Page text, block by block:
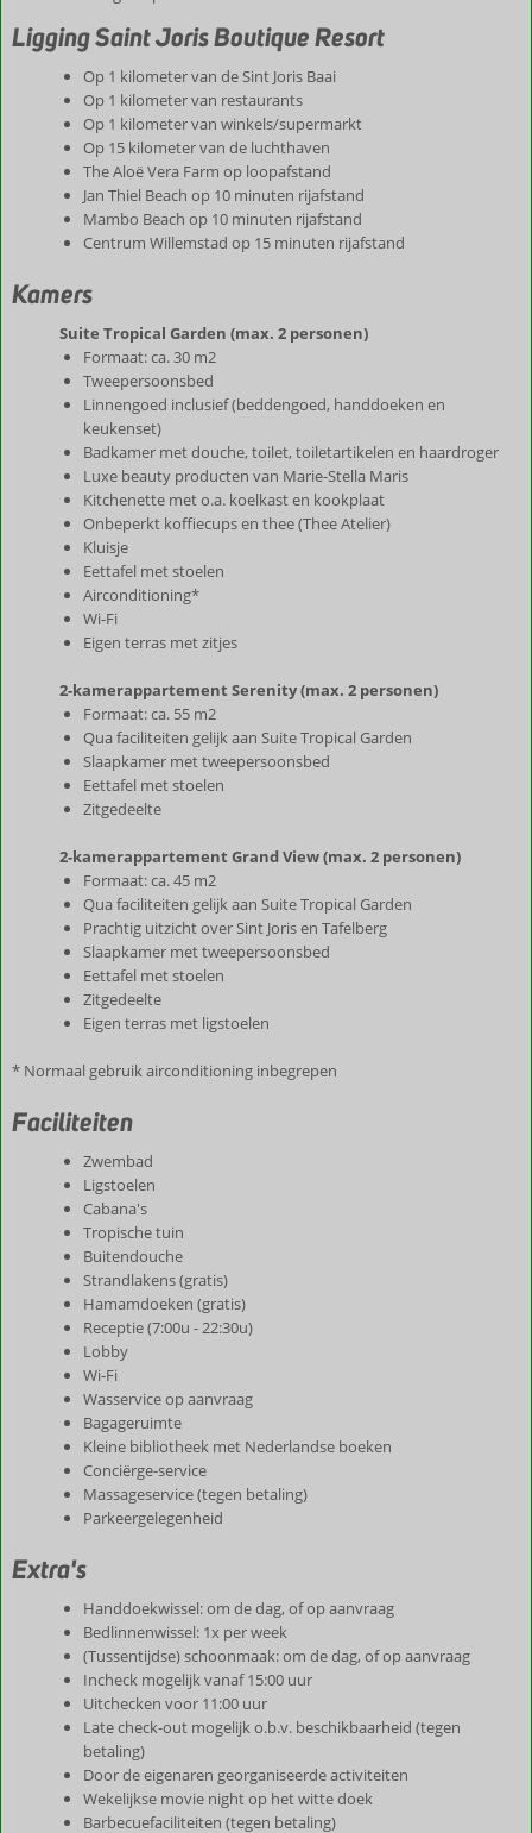
Ligging Saint Joris Boutique Resort
Op 1 kilometer van de Sint Joris Baai
Op 1 kilometer van restaurants
Op 1 kilometer van winkels/supermarkt
Op 15 kilometer van de luchthaven
The Aloë Vera Farm op loopafstand
Jan Thiel Beach op 10 minuten rijafstand
Mambo Beach op 10 minuten rijafstand
Centrum Willemstad op 15 minuten rijafstand
Kamers
Suite Tropical Garden (max. 2 personen)
Formaat: ca. 30 m2
Tweepersoonsbed
Linnengoed inclusief (beddengoed, handdoeken en
keukenset)
Badkamer met douche, toilet, toiletartikelen en haardroger
Luxe beauty producten van Marie-Stella Maris
Kitchenette met o.a. koelkast en kookplaat
Onbeperkt koffiecups en thee (Thee Atelier)
Kluisje
Eettafel met stoelen
Airconditioning*
Wi-Fi
Eigen terras met zitjes
2-kamerappartement Serenity (max. 2 personen)
Formaat: ca. 55 m2
Qua faciliteiten gelijk aan Suite Tropical Garden
Slaapkamer met tweepersoonsbed
Eettafel met stoelen
Zitgedeelte
2-kamerappartement Grand View (max. 2 personen)
Formaat: ca. 45 m2
Qua faciliteiten gelijk aan Suite Tropical Garden
Prachtig uitzicht over Sint Joris en Tafelberg
Slaapkamer met tweepersoonsbed
Eettafel met stoelen
Zitgedeelte
Eigen terras met ligstoelen
* Normaal gebruik airconditioning inbegrepen
Faciliteiten
Zwembad
Ligstoelen
Cabana's
Tropische tuin
Buitendouche
Strandlakens (gratis)
Hamamdoeken (gratis)
Receptie (7:00u - 22:30u)
Lobby
Wi-Fi
Wasservice op aanvraag
Bagageruimte
Kleine bibliotheek met Nederlandse boeken
Conciërge-service
Massageservice (tegen betaling)
Parkeergelegenheid
Extra's
Handdoekwissel: om de dag, of op aanvraag
Bedlinnenwissel: 1x per week
(Tussentijdse) schoonmaak: om de dag, of op aanvraag
Incheck mogelijk vanaf 15:00 uur
Uitchecken voor 11:00 uur
Late check-out mogelijk o.b.v. beschikbaarheid (tegen
betaling)
Door de eigenaren georganiseerde activiteiten
Wekelijkse movie night op het witte doek
Barbecuefaciliteiten (tegen betaling)